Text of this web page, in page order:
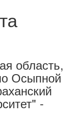
область,
Осыпной
-